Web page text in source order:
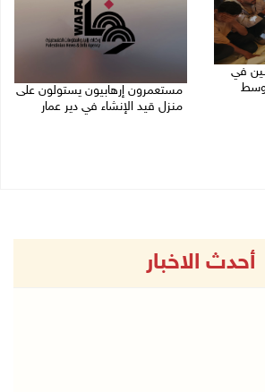
في
مستعمرون إرهابيون يستولون على
منزل قيد الإنشاء في دير عمار
أحدث الاخبار